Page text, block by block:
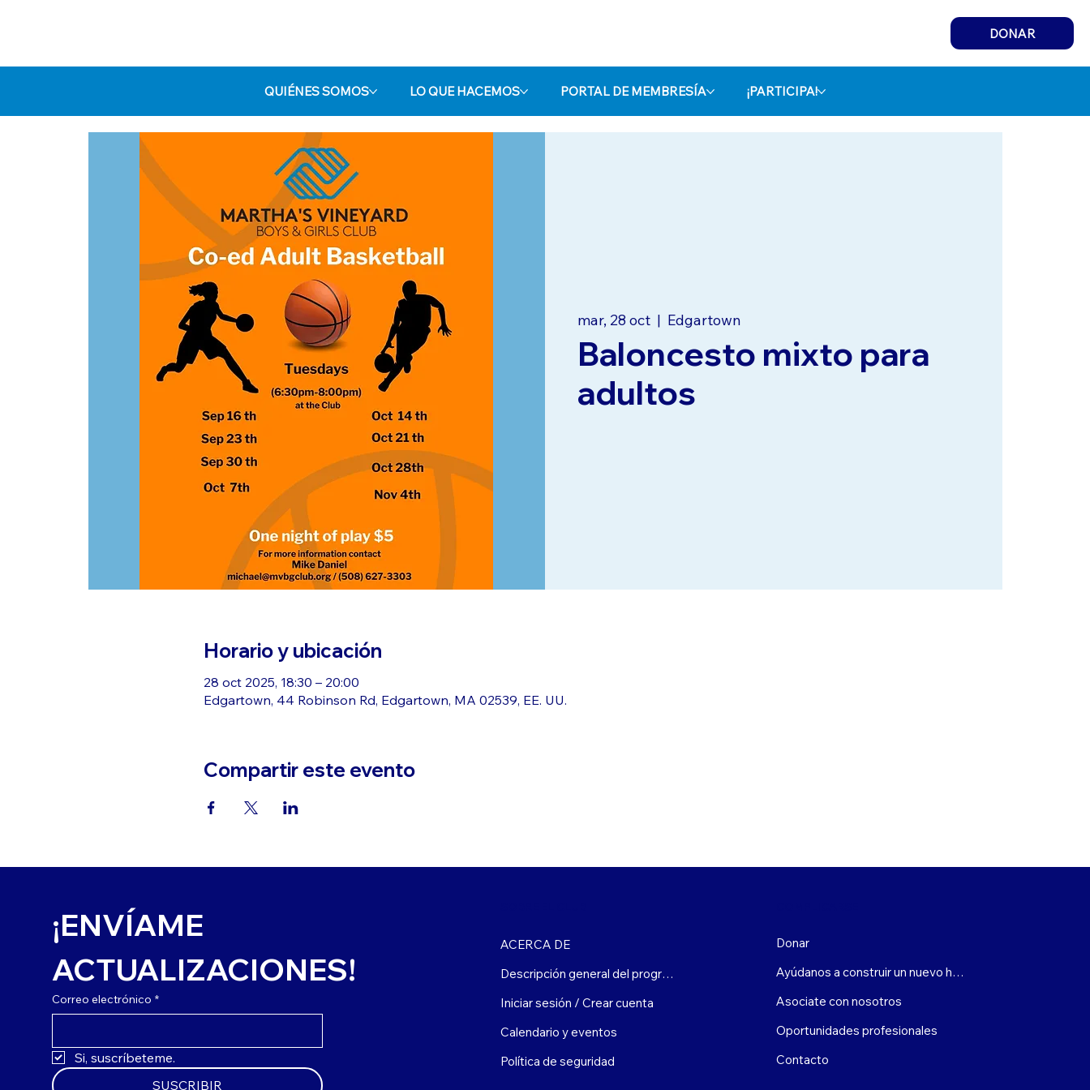
QUIÉNES SOMOS LO QUE HACEMOS PORTAL DE MEMBRESÍA ¡PARTICIPA!
DONAR
mar, 28 oct
  |
Edgartown
Baloncesto mixto para
adultos
Horario y ubicación
28 oct 2025, 18:30 – 20:00
Edgartown, 44 Robinson Rd, Edgartown, MA 02539, EE. UU.
Compartir este evento
¡ENVÍAME
ACTUALIZACIONES!
Correo electrónico *
Si, suscríbeteme.
SUSCRIBIR
ACERCA DE
Descripción general del programa
Iniciar sesión / Crear cuenta
Calendario y eventos
Política de seguridad
Donar
Ayúdanos a construir un nuevo hogar
Asociate con nosotros
Oportunidades profesionales
Contacto